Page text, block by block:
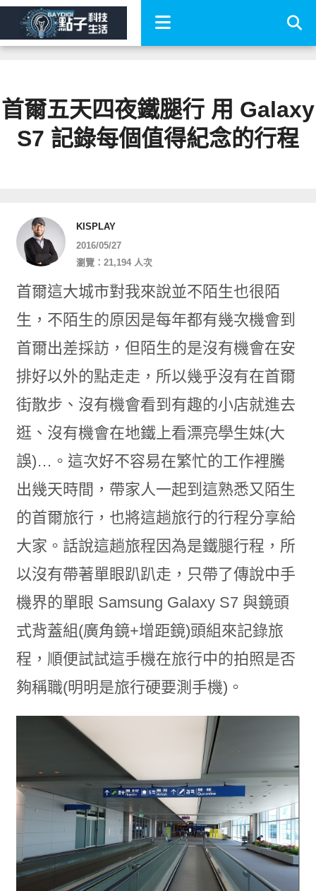
首爾五天四夜鐵腿行 用 Galaxy
S7 記錄每個值得紀念的行程
KISPLAY
2016/05/27
瀏覽：21,194 人次
首爾這大城市對我來說並不陌生也很陌
生，不陌生的原因是每年都有幾次機會到
首爾出差採訪，但陌生的是沒有機會在安
排好以外的點走走，所以幾乎沒有在首爾
街散步、沒有機會看到有趣的小店就進去
逛、沒有機會在地鐵上看漂亮學生妹(大
誤)…。這次好不容易在繁忙的工作裡騰
出幾天時間，帶家人一起到這熟悉又陌生
的首爾旅行，也將這趟旅行的行程分享給
大家。話說這趟旅程因為是鐵腿行程，所
以沒有帶著單眼趴趴走，只帶了傳說中手
機界的單眼 Samsung Galaxy S7 與鏡頭
式背蓋組(廣角鏡+增距鏡)頭組來記錄旅
程，順便試試這手機在旅行中的拍照是否
夠稱職(明明是旅行硬要測手機)。